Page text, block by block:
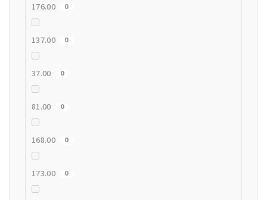
176.00 0
137.00 0
37.00 0
81.00 0
168.00 0
173.00 0